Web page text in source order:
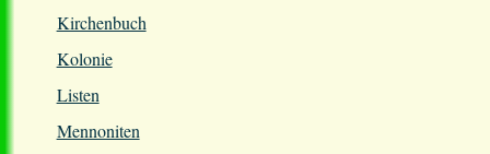
Kirchenbuch
Kolonie
Listen
Mennoniten